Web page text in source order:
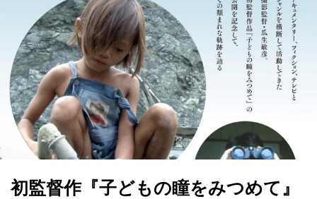
初監督作『子どもの瞳をみつめて』